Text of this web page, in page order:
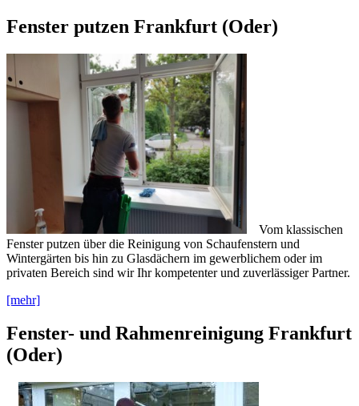
Fenster putzen Frankfurt (Oder)
Vom klassischen
Fenster putzen über die Reinigung von Schaufenstern und
Wintergärten bis hin zu Glasdächern im gewerblichem oder im
privaten Bereich sind wir Ihr kompetenter und zuverlässiger Partner.
[mehr]
Fenster- und Rahmenreinigung Frankfurt
(Oder)